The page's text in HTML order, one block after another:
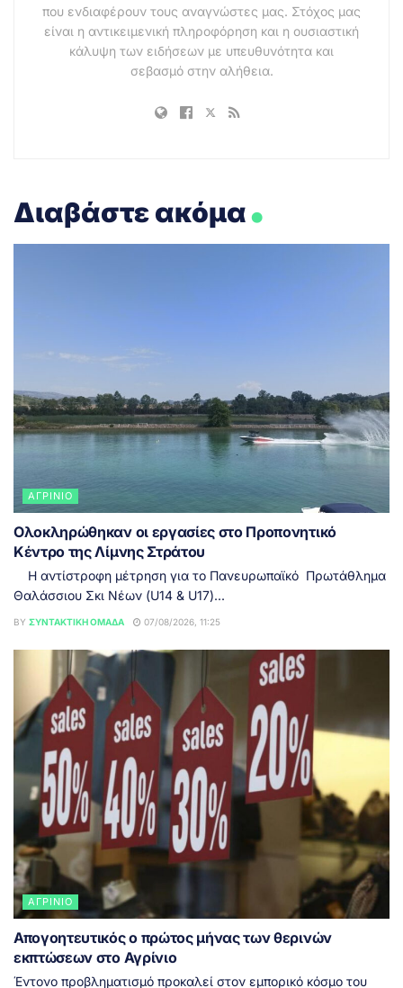
που ενδιαφέρουν τους αναγνώστες μας. Στόχος μας
είναι η αντικειμενική πληροφόρηση και η ουσιαστική
κάλυψη των ειδήσεων με υπευθυνότητα και
σεβασμό στην αλήθεια.
Διαβάστε ακόμα.
ΑΓΡΊΝΙΟ
Ολοκληρώθηκαν οι εργασίες στο Προπονητικό
Κέντρο της Λίμνης Στράτου
Η αντίστροφη μέτρηση για το Πανευρωπαϊκό Πρωτάθλημα
Θαλάσσιου Σκι Νέων (U14 & U17)...
BY ΣΥΝΤΑΚΤΙΚΉ ΟΜΆΔΑ 07/08/2026, 11:25
ΑΓΡΊΝΙΟ
Απογοητευτικός ο πρώτος μήνας των θερινών
εκπτώσεων στο Αγρίνιο
Έντονο προβληματισμό προκαλεί στον εμπορικό κόσμο του